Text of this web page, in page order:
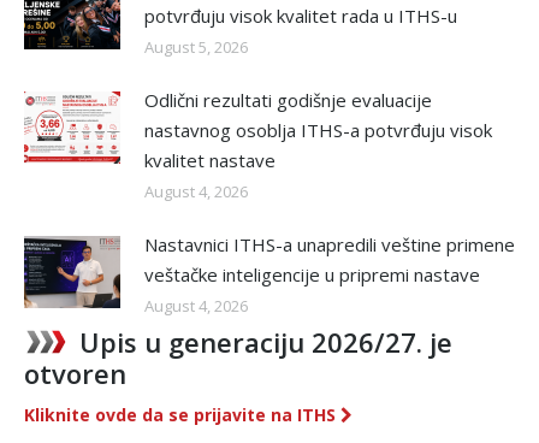
potvrđuju visok kvalitet rada u ITHS-u
August 5, 2026
Odlični rezultati godišnje evaluacije
nastavnog osoblja ITHS-a potvrđuju visok
kvalitet nastave
August 4, 2026
Nastavnici ITHS-a unapredili veštine primene
veštačke inteligencije u pripremi nastave
August 4, 2026
Upis u generaciju 2026/27. je
otvoren
Kliknite ovde da se prijavite na ITHS